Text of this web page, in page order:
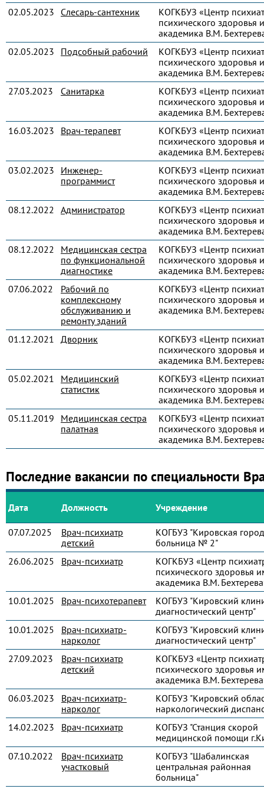
02.05.2023
Слесарь-сантехник
КОГКБУЗ «Центр
психического здоровья
академика В.М.
02.05.2023
Подсобный рабочий
КОГКБУЗ «Центр
психического здоровья
академика В.М.
27.03.2023
Санитарка
КОГКБУЗ «Центр
психического здоровья
академика В.М.
16.03.2023
Врач-терапевт
КОГКБУЗ «Центр
психического здоровья
академика В.М.
03.02.2023
Инженер-
программист
КОГКБУЗ «Центр
психического здоровья
академика В.М.
08.12.2022 Администратор
КОГКБУЗ «Центр
психического здоровья
академика В.М.
08.12.2022
Медицинская сестра
по функциональной
диагностике
КОГКБУЗ «Центр
психического здоровья
академика В.М.
07.06.2022
Рабочий по
комплексному
обслуживанию и
ремонту зданий
КОГКБУЗ «Центр
психического здоровья
академика В.М.
01.12.2021 Дворник
КОГКБУЗ «Центр
психического здоровья
академика В.М.
05.02.2021
Медицинский
статистик
КОГКБУЗ «Центр
психического здоровья
академика В.М.
05.11.2019
Медицинская сестра
палатная
КОГКБУЗ «Центр
психического здоровья
академика В.М.
Последние вакансии по специальности
Дата Должность Учреждение
07.07.2025
Врач-психиатр
детский
КОГБУЗ "Кировская
больница № 2"
26.06.2025
Врач-психиатр
КОГКБУЗ «Центр
психического здоровья
академика В.М.
10.01.2025
Врач-психотерапевт
КОГБУЗ "Кировский
диагностический центр"
10.01.2025
Врач-психиатр-
нарколог
КОГБУЗ "Кировский
диагностический центр"
27.09.2023
Врач-психиатр
детский
КОГКБУЗ «Центр
психического здоровья
академика В.М.
06.03.2023
Врач-психиатр-
нарколог
КОГБУЗ "Кировский
наркологический
14.02.2023
Врач-психиатр
КОГБУЗ "Станция скорой
медицинской помощи
07.10.2022
Врач-психиатр
участковый
КОГБУЗ "Шабалинская
центральная районная
больница"